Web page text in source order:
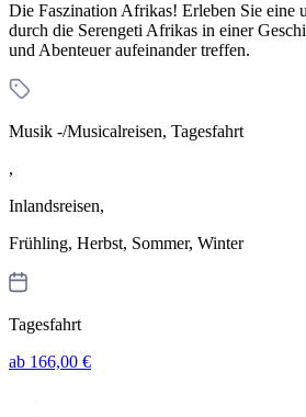
Die Faszination Afrikas! Erleben Sie eine
durch die Serengeti Afrikas in einer
und Abenteuer aufeinander treffen.
Musik -/Musicalreisen, Tagesfahrt
,
Inlandsreisen,
Frühling, Herbst, Sommer, Winter
Tagesfahrt
ab 166,00 €